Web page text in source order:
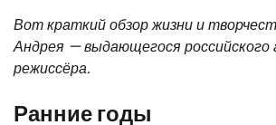
Вот краткий обзор жизни и
Андрея — выдающегося российского
режиссёра.
Ранние годы